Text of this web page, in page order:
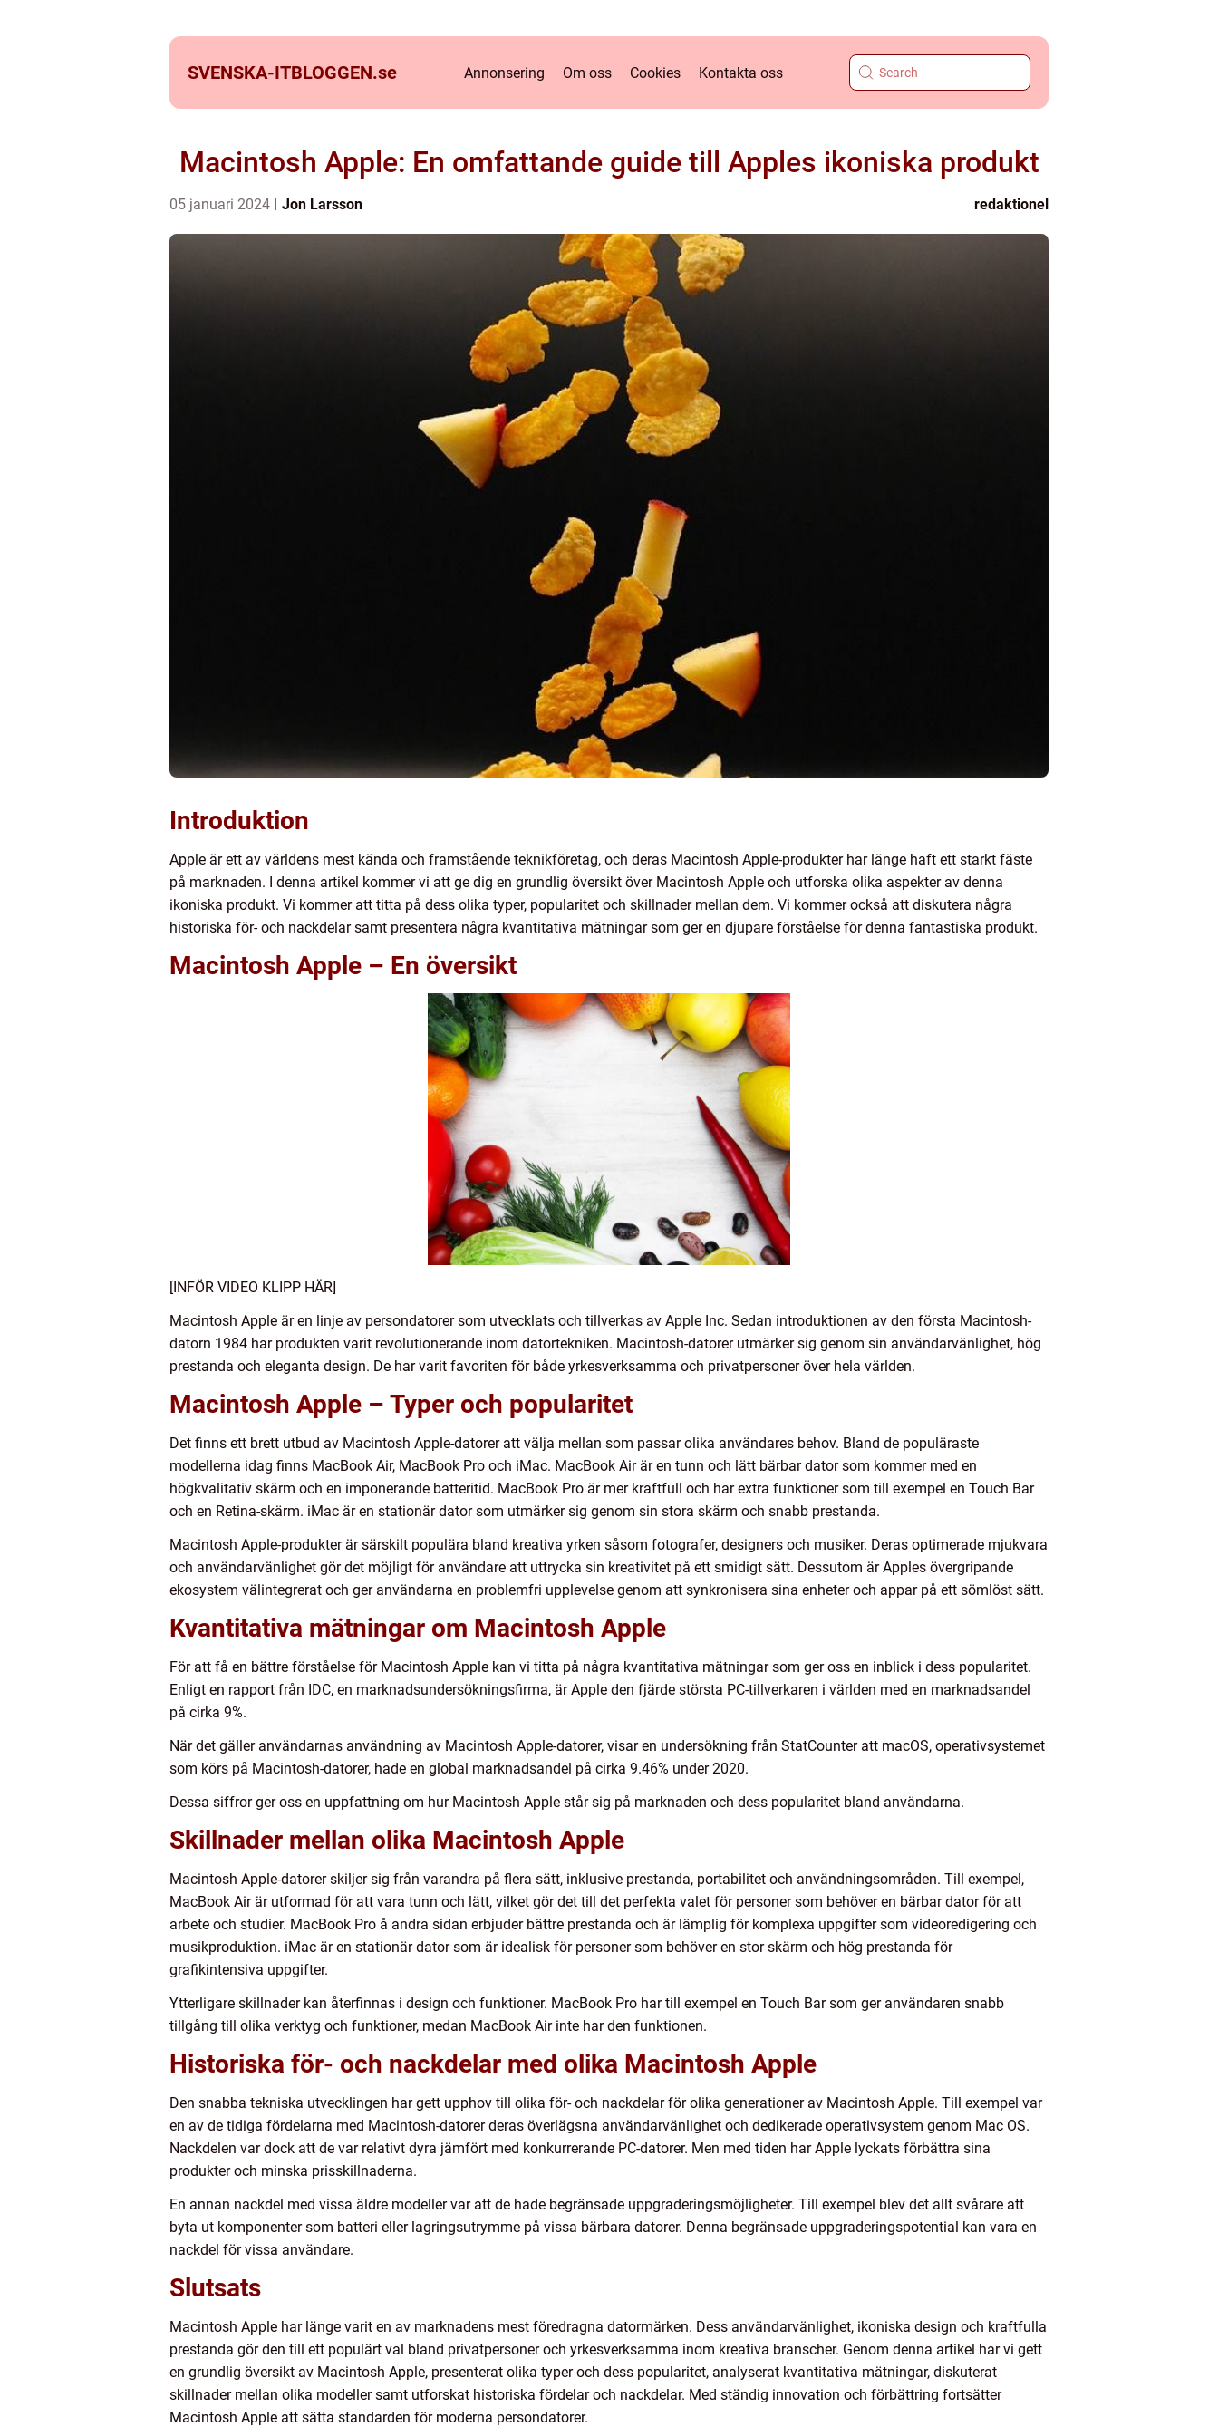
SVENSKA-ITBLOGGEN.se Annonsering Om oss Cookies Kontakta oss
Macintosh Apple: En omfattande guide till Apples ikoniska produkt
05 januari 2024 Jon Larsson redaktionel
Introduktion
Apple är ett av världens mest kända och framstående teknikföretag, och deras Macintosh Apple-produkter har länge haft ett starkt fäste
på marknaden. I denna artikel kommer vi att ge dig en grundlig översikt över Macintosh Apple och utforska olika aspekter av denna
ikoniska produkt. Vi kommer att titta på dess olika typer, popularitet och skillnader mellan dem. Vi kommer också att diskutera några
historiska för- och nackdelar samt presentera några kvantitativa mätningar som ger en djupare förståelse för denna fantastiska produkt.
Macintosh Apple – En översikt
[INFÖR VIDEO KLIPP HÄR]
Macintosh Apple är en linje av persondatorer som utvecklats och tillverkas av Apple Inc. Sedan introduktionen av den första Macintosh-
datorn 1984 har produkten varit revolutionerande inom datortekniken. Macintosh-datorer utmärker sig genom sin användarvänlighet, hög
prestanda och eleganta design. De har varit favoriten för både yrkesverksamma och privatpersoner över hela världen.
Macintosh Apple – Typer och popularitet
Det finns ett brett utbud av Macintosh Apple-datorer att välja mellan som passar olika användares behov. Bland de populäraste
modellerna idag finns MacBook Air, MacBook Pro och iMac. MacBook Air är en tunn och lätt bärbar dator som kommer med en
högkvalitativ skärm och en imponerande batteritid. MacBook Pro är mer kraftfull och har extra funktioner som till exempel en Touch Bar
och en Retina-skärm. iMac är en stationär dator som utmärker sig genom sin stora skärm och snabb prestanda.
Macintosh Apple-produkter är särskilt populära bland kreativa yrken såsom fotografer, designers och musiker. Deras optimerade mjukvara
och användarvänlighet gör det möjligt för användare att uttrycka sin kreativitet på ett smidigt sätt. Dessutom är Apples övergripande
ekosystem välintegrerat och ger användarna en problemfri upplevelse genom att synkronisera sina enheter och appar på ett sömlöst sätt.
Kvantitativa mätningar om Macintosh Apple
För att få en bättre förståelse för Macintosh Apple kan vi titta på några kvantitativa mätningar som ger oss en inblick i dess popularitet.
Enligt en rapport från IDC, en marknadsundersökningsfirma, är Apple den fjärde största PC-tillverkaren i världen med en marknadsandel
på cirka 9%.
När det gäller användarnas användning av Macintosh Apple-datorer, visar en undersökning från StatCounter att macOS, operativsystemet
som körs på Macintosh-datorer, hade en global marknadsandel på cirka 9.46% under 2020.
Dessa siffror ger oss en uppfattning om hur Macintosh Apple står sig på marknaden och dess popularitet bland användarna.
Skillnader mellan olika Macintosh Apple
Macintosh Apple-datorer skiljer sig från varandra på flera sätt, inklusive prestanda, portabilitet och användningsområden. Till exempel,
MacBook Air är utformad för att vara tunn och lätt, vilket gör det till det perfekta valet för personer som behöver en bärbar dator för att
arbete och studier. MacBook Pro å andra sidan erbjuder bättre prestanda och är lämplig för komplexa uppgifter som videoredigering och
musikproduktion. iMac är en stationär dator som är idealisk för personer som behöver en stor skärm och hög prestanda för
grafikintensiva uppgifter.
Ytterligare skillnader kan återfinnas i design och funktioner. MacBook Pro har till exempel en Touch Bar som ger användaren snabb
tillgång till olika verktyg och funktioner, medan MacBook Air inte har den funktionen.
Historiska för- och nackdelar med olika Macintosh Apple
Den snabba tekniska utvecklingen har gett upphov till olika för- och nackdelar för olika generationer av Macintosh Apple. Till exempel var
en av de tidiga fördelarna med Macintosh-datorer deras överlägsna användarvänlighet och dedikerade operativsystem genom Mac OS.
Nackdelen var dock att de var relativt dyra jämfört med konkurrerande PC-datorer. Men med tiden har Apple lyckats förbättra sina
produkter och minska prisskillnaderna.
En annan nackdel med vissa äldre modeller var att de hade begränsade uppgraderingsmöjligheter. Till exempel blev det allt svårare att
byta ut komponenter som batteri eller lagringsutrymme på vissa bärbara datorer. Denna begränsade uppgraderingspotential kan vara en
nackdel för vissa användare.
Slutsats
Macintosh Apple har länge varit en av marknadens mest föredragna datormärken. Dess användarvänlighet, ikoniska design och kraftfulla
prestanda gör den till ett populärt val bland privatpersoner och yrkesverksamma inom kreativa branscher. Genom denna artikel har vi gett
en grundlig översikt av Macintosh Apple, presenterat olika typer och dess popularitet, analyserat kvantitativa mätningar, diskuterat
skillnader mellan olika modeller samt utforskat historiska fördelar och nackdelar. Med ständig innovation och förbättring fortsätter
Macintosh Apple att sätta standarden för moderna persondatorer.